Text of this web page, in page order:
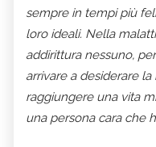
sempre in tempi più
loro ideali. Nella
addirittura nessuno,
arrivare a desiderare
raggiungere una vita
una persona cara che